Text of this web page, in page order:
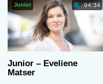
Junior 04:34
Junior – Eveliene
Matser